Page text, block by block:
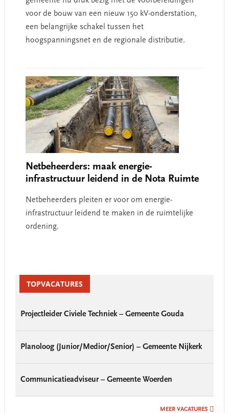
voor de bouw van een nieuw 150 kV-onderstation,
een belangrijke schakel tussen het
hoogspanningsnet en de regionale distributie.
Netbeheerders: maak energie-
infrastructuur leidend in de Nota Ruimte
Netbeheerders pleiten er voor om energie-
infrastructuur leidend te maken in de ruimtelijke
ordening.
SidebarTOPVACATURES
Projectleider Civiele Techniek – Gemeente Gouda
Planoloog (Junior/Medior/Senior) – Gemeente Nijkerk
Communicatieadviseur – Gemeente Woerden
MEER VACATURES